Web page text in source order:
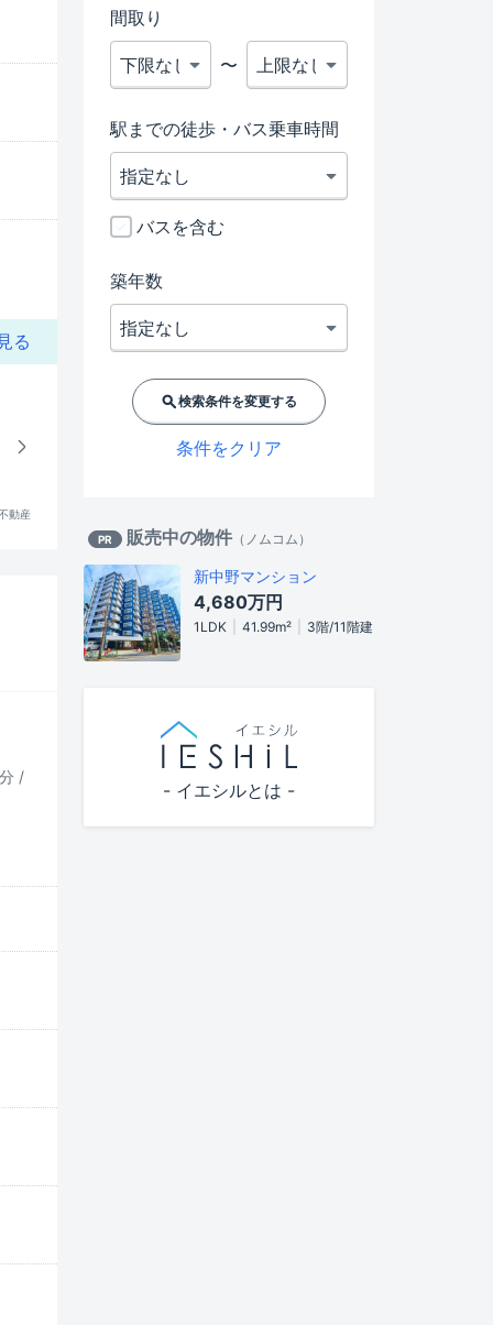
る
動産
/
間取り
〜
駅までの徒歩・バス乗車時間
バスを含む
築年数
検索条件を変更する
条件をクリア
PR 販売中の物件 （ ノムコム ）
新中野マンション
4,680万円
1LDK 41.99m² 3階/11階建
- イエシルとは -